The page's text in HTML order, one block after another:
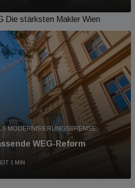
1.) EHL Immobilien 2.) Otto
Die stärksten Makler Wien
Austria
MODERNISIERUNGSBREMSE
WEG-Reform
1 MIN